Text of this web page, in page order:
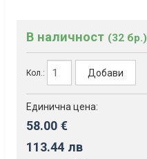
В наличност (32 бр.)
Кол.: Добави
Единична цена:
58.00 €
113.44 лв